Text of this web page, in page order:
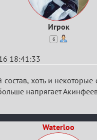
Игрок
6
18:41:33
хоть и
напрягает
Waterloo